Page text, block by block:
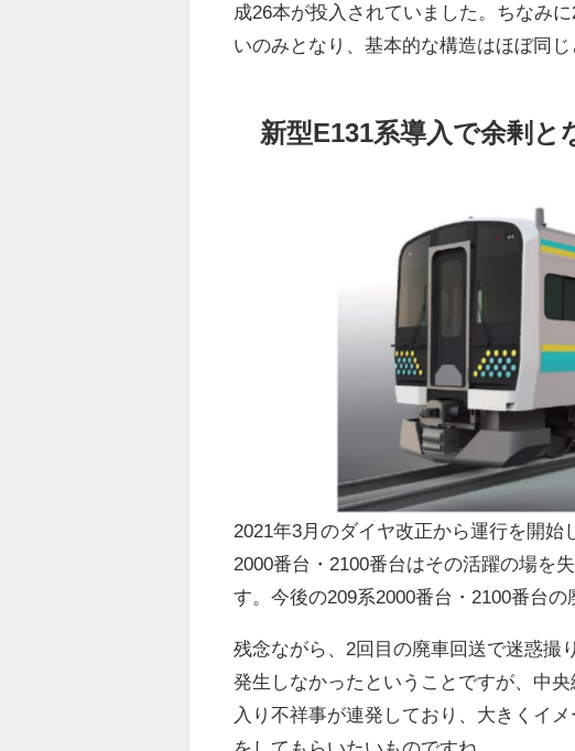
成26本が投入されていました。ちなみ
いのみとなり、基本的な構造はほぼ同じ
新型E131系導入で余剰と
2021年3月のダイヤ改正から運行を開
2000番台・2100番台はその活躍の場を
す。今後の209系2000番台・2100番台の
残念ながら、2回目の廃車回送で迷惑撮
発生しなかったということですが、中
入り不祥事が連発しており、大きくイ